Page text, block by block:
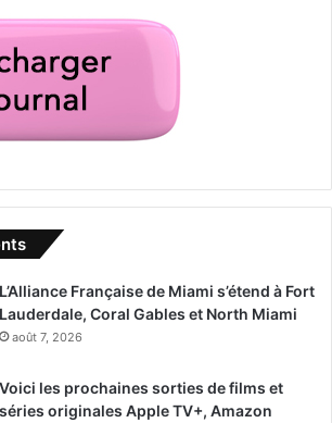
L’Alliance Française de Miami s’étend à Fort
Lauderdale, Coral Gables et North Miami
août 7, 2026
Voici les prochaines sorties de films et
séries originales Apple TV+, Amazon